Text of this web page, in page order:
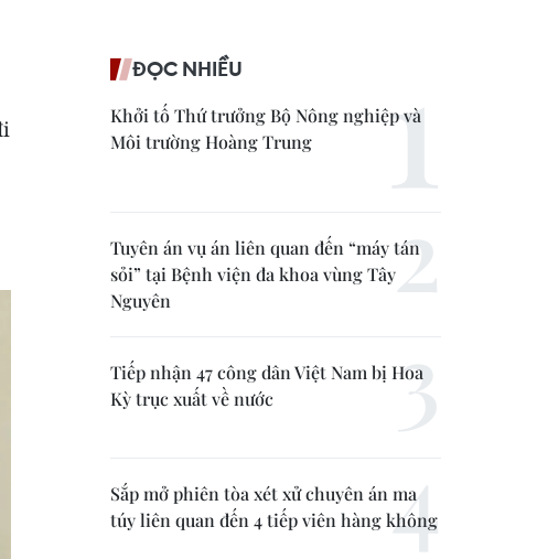
ĐỌC NHIỀU
Khởi tố Thứ trưởng Bộ Nông nghiệp và
Môi trường Hoàng Trung
Tuyên án vụ án liên quan đến “máy tán
sỏi” tại Bệnh viện đa khoa vùng Tây
Nguyên
Tiếp nhận 47 công dân Việt Nam bị Hoa
Kỳ trục xuất về nước
Sắp mở phiên tòa xét xử chuyên án ma
túy liên quan đến 4 tiếp viên hàng không